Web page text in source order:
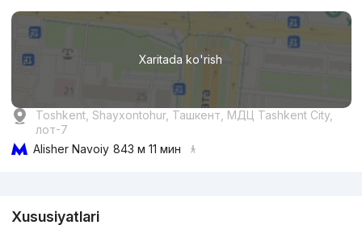
Xaritada ko'rish
Toshkent, Shayxontohur, Ташкент, МДЦ Tashkent City,
лот-7
Alisher Navoiy 843 м 11 мин
Xususiyatlari